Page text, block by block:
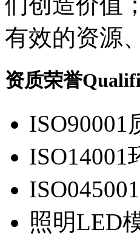
有效的资源
资质荣誉
照明LED